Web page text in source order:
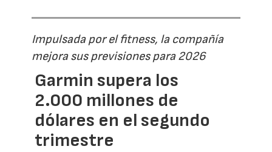
Impulsada por el fitness, la compañía
mejora sus previsiones para 2026
Garmin supera los
2.000 millones de
dólares en el segundo
trimestre